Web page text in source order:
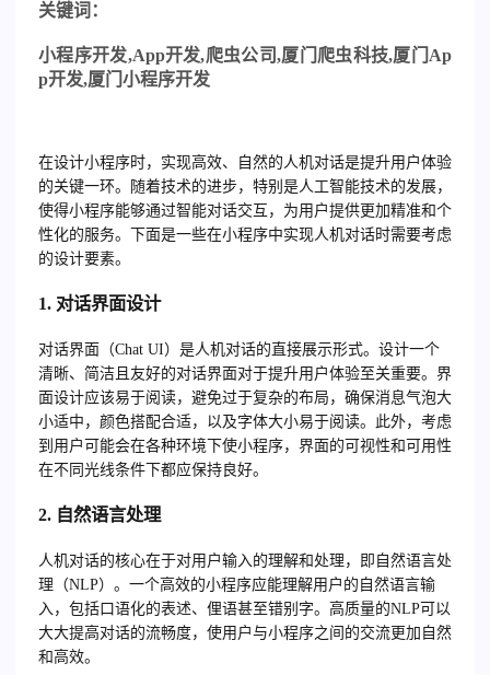
关键词：
小程序开发,App开发,爬虫公司,厦门爬虫科技,厦门 Ap
p开发,厦门小程序开发
在设计小程序时，实现高效、自然的人机对话是提升用户体验
的关键一环。随着技术的进步，特别是人工智能技术的发展，
使得小程序能够通过智能对话交互，为用户提供更加精准和个
性化的服务。下面是一些在小程序中实现人机对话时需要考虑
的设计要素。
1. 对话界面设计
对话界面（Chat UI）是人机对话的直接展示形式。设计一个
清晰、简洁且友好的对话界面对于提升用户体验至关重要。界
面设计应该易于阅读，避免过于复杂的布局，确保消息气泡大
小适中，颜色搭配合适，以及字体大小易于阅读。此外，考虑
到用户可能会在各种环境下使小程序，界面的可视性和可用性
在不同光线条件下都应保持良好。
2. 自然语言处理
人机对话的核心在于对用户输入的理解和处理，即自然语言处
理（NLP）。一个高效的小程序应能理解用户的自然语言输
入，包括口语化的表述、俚语甚至错别字。高质量的NLP可以
大大提高对话的流畅度，使用户与小程序之间的交流更加自然
和高效。